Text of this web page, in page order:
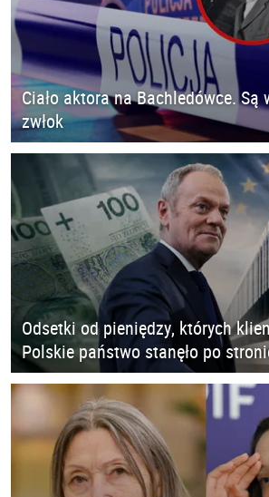
Ciało aktora na Bachledówce. Są
zwłok
Odsetki od pieniędzy, których
Polskie państwo stanęło po